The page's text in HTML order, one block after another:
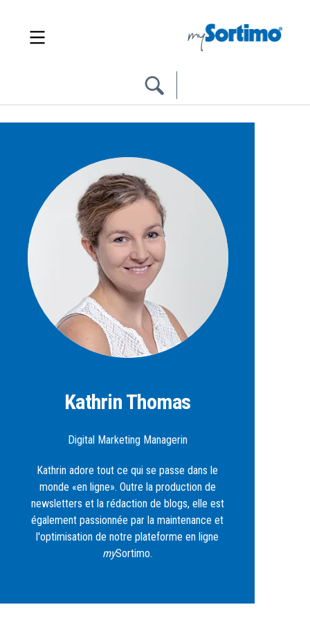
Kathrin Thomas
Digital Marketing Managerin
Kathrin adore tout ce qui se passe dans le
monde «en ligne». Outre la production de
newsletters et la rédaction de blogs, elle est
également passionnée par la maintenance et
l'optimisation de notre plateforme en ligne
mySortimo.